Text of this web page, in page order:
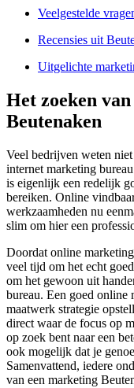
Veelgestelde
Recensies uit
Uitgelichte
Het zoeken
Beutenaken
Veel bedrijven weten
internet marketing
is eigenlijk een redelijk
bereiken. Online
werkzaamheden nu
slim om hier een
Doordat online
veel tijd om het echt
om het gewoon uit
bureau. Een goed
maatwerk strategie
direct waar de focus op
op zoek bent naar een
ook mogelijk dat je
Samenvattend, iedere
van een marketing